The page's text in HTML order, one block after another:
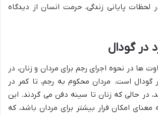
پایانی زندگی، حرمت انسان از دیدگاه
در گودال
ها در نحوه اجرای رجم برای مردان و زنان، در
است. مردان محکوم به رجم، تا کمر در
در حالی که زنان تا سینه دفن می گردند. این
معنای امکان فرار بیشتر برای مردان باشد، که